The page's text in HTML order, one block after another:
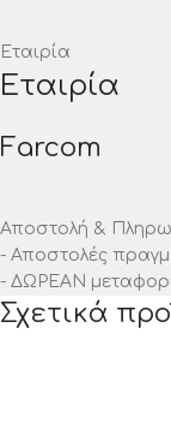
Εταιρία
Εταιρία
Farcom
Αποστολή &
- Αποστολές
- ΔΩΡΕΑΝ
Σχετικά